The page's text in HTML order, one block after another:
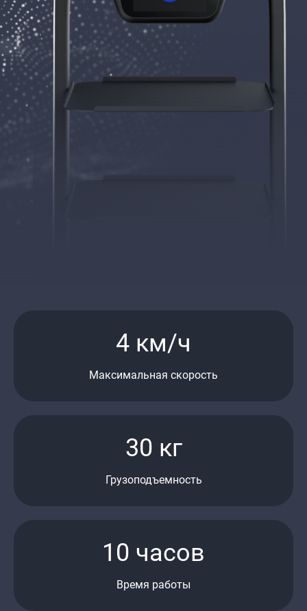
4 км/ч
Максимальная скорость
30 кг
Грузоподъемность
10 часов
Время работы
Bittle
STEM
Kit
Petoi
Bittle X